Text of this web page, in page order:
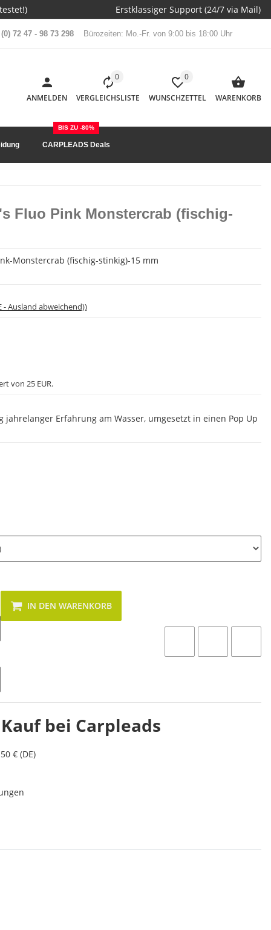
Erstklassiger Support (24/7 via Mail)
72 47 - 98 73 298 Bürozeiten: Mo.-Fr. von 9:00 bis 18:00 Uhr
ANMELDEN
0
VERGLEICHSLISTE
0
WUNSCHZETTEL WARENKORB
CARPLEADS Deals
BIS ZU -80%
Fluo Pink Monstercrab (fischig-
Monstercrab (fischig-stinkig)-15 mm
- Ausland abweichend))
von 25 EUR.
Erfahrung am Wasser, umgesetzt in einen Pop Up
IN DEN WARENKORB
bei Carpleads
€ (DE)